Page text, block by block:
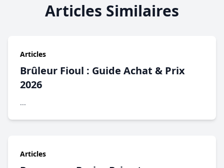
Articles Similaires
Articles
Brûleur Fioul : Guide Achat & Prix
2026
...
Articles